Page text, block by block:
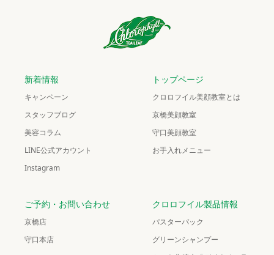
新着情報
キャンペーン
スタッフブログ
美容コラム
LINE公式アカウント
Instagram
トップページ
クロロフイル美顔教室とは
京橋美顔教室
守口美顔教室
お手入れメニュー
ご予約・お問い合わせ
京橋店
守口本店
クロロフイル製品情報
パスターパック
グリーンシャンプー